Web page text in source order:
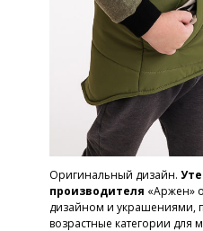
Оригинальный дизайн.
производителя «Аржен»
дизайном и украшениями,
возрастные категории для